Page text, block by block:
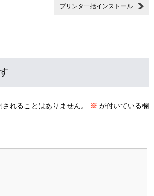
プリンタ一括インストール
れることはありません。 ※ が付いている欄